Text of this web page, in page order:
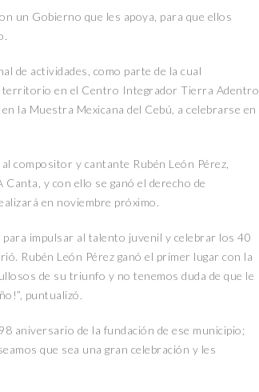
un Gobierno que les apoya, para que ellos
de actividades, como parte de la cual
territorio en el Centro Integrador Tierra Adentro
la Muestra Mexicana del Cebú, a celebrarse en
compositor y cantante Rubén León Pérez,
y con ello se ganó el derecho de
en noviembre próximo.
impulsar al talento juvenil y celebrar los 40
Rubén León Pérez ganó el primer lugar con la
de su triunfo y no tenemos duda de que le
puntualizó.
aniversario de la fundación de ese municipio;
que sea una gran celebración y les